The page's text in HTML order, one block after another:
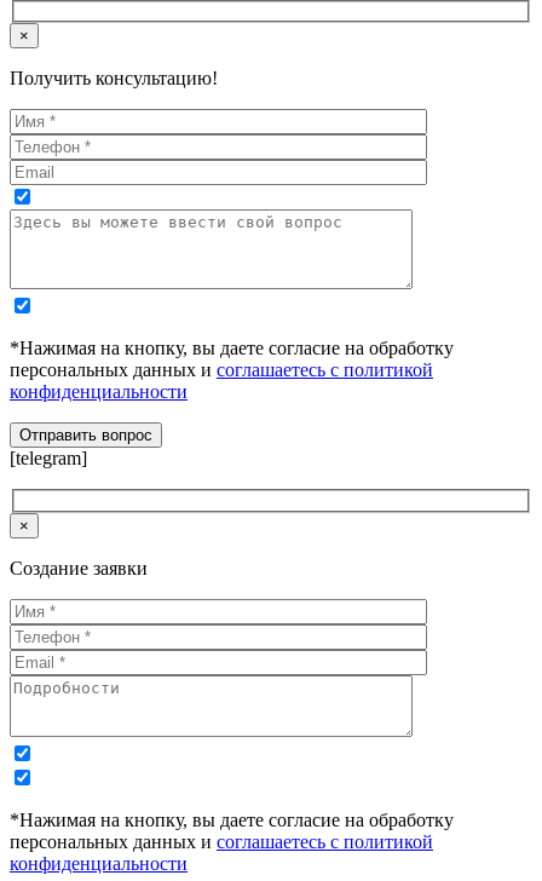
×
Получить консультацию!
*Нажимая на кнопку, вы даете согласие на обработку
персональных данных и соглашаетесь с политикой
конфиденциальности
[telegram]
×
Создание заявки
*Нажимая на кнопку, вы даете согласие на обработку
персональных данных и соглашаетесь с политикой
конфиденциальности